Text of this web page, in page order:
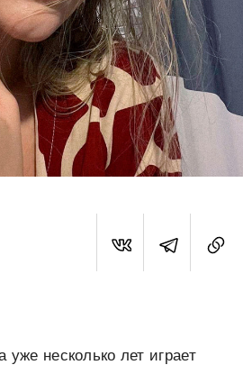
уже несколько лет играет